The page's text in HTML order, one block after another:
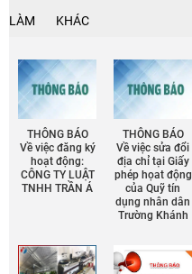
LÀM KHÁC
THÔNG BÁO
Về việc đăng ký
hoạt động:
CÔNG TY LUẬT
TNHH TRẦN Á
THÔNG BÁO
Về việc sửa đổi
địa chỉ tại Giấy
phép họat động
của Quỹ tín
dụng nhân dân
Trường Khánh